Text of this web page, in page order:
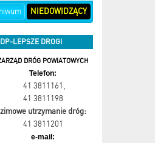
NIEDOWIDZĄCY
LEPSZE DROGI
DRÓG POWIATOWYCH
Telefon:
41 3811161
41 3811198
zimowe utrzymanie dróg:
41 3811201
e-mail: